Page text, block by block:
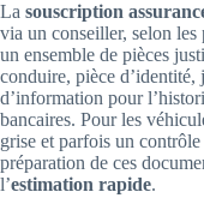
La souscription
via un conseiller, selon les
un ensemble de pièces
conduire, pièce
d’information pour
bancaires. Pour les
grise et parfois un
préparation de ces
l’estimation rapide.